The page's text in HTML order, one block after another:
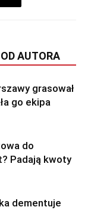
AUTORA
grasował
go ekipa
do
Padają kwoty
dementuje